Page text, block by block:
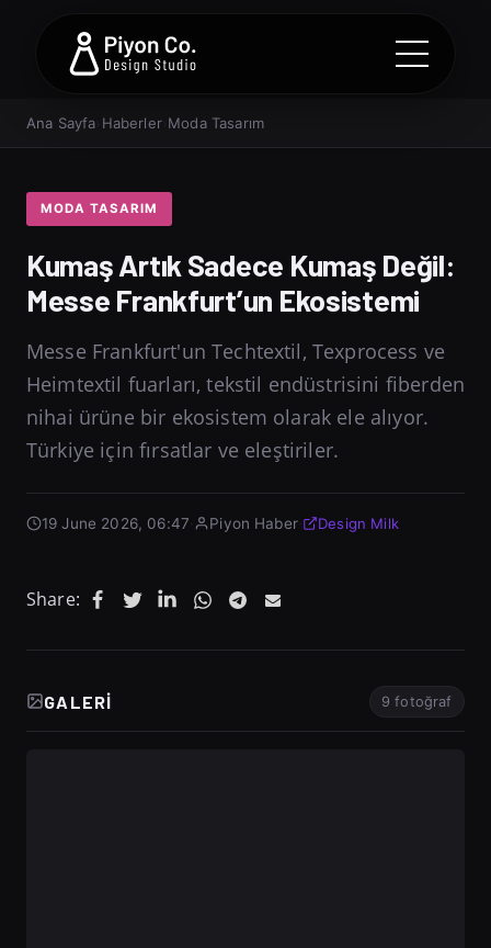
Ana Sayfa Haberler› Moda Tasarım
MODA TASARIM
Kumaş Artık Sadece Kumaş Değil:
Messe Frankfurt’un Ekosistemi
Messe Frankfurt'un Techtextil, Texprocess ve
Heimtextil fuarları, tekstil endüstrisini fiberden
nihai ürüne bir ekosistem olarak ele alıyor.
Türkiye için fırsatlar ve eleştiriler.
19 June 2026, 06:47 Piyon Haber· Design Milk
Share:
GALERI 9 fotoğraf